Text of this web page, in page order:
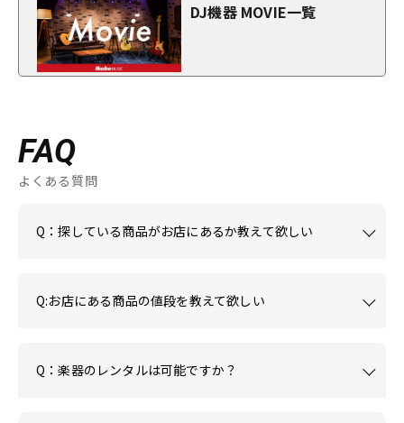
DJ機器 MOVIE一覧
FAQ
よくある質問
Q：探している商品がお店にあるか教えて欲しい
Q:お店にある商品の値段を教えて欲しい
Q：楽器のレンタルは可能ですか？